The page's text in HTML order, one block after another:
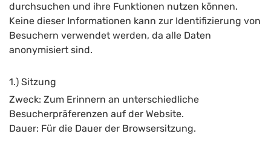
durchsuchen und ihre Funktionen nutzen können.
Keine dieser Informationen kann zur Identifizierung von
Besuchern verwendet werden, da alle Daten
anonymisiert sind.
1.) Sitzung
Zweck: Zum Erinnern an unterschiedliche
Besucherpräferenzen auf der Website.
Dauer: Für die Dauer der Browsersitzung.